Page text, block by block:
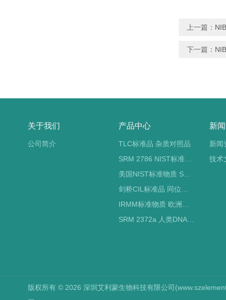
上一篇：
下一篇：
关于我们
公司简介
产品中心
TLC标准品 杂质对照品
SRM 2786 NIST标准物质 PM2.5标准品
美国NIST标准物质 SRM标准品
SRM 2372a 人类DNA定量标准品 NIST标准物质
新
新闻
技术
版权所有 © 2026 深圳艾利蒙生物科技有限公司